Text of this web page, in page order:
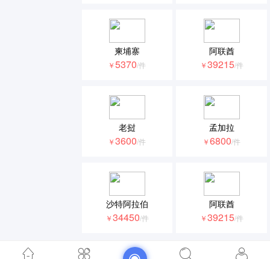
柬埔寨
￥5370/件
阿联酋
￥39215/件
老挝
￥3600/件
孟加拉
￥6800/件
沙特阿拉伯
￥34450/件
阿联酋
￥39215/件